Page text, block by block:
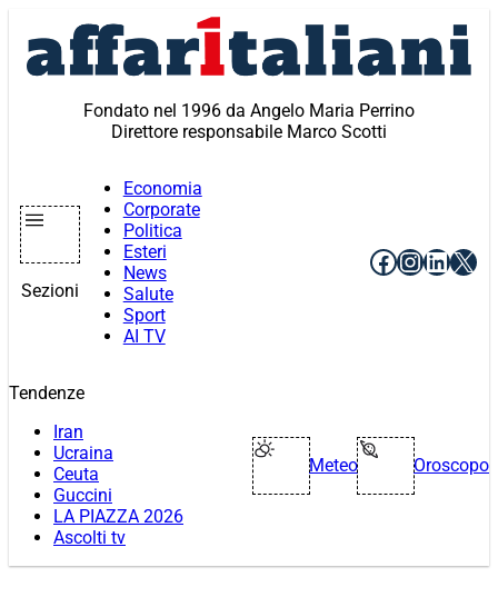
contenuto
Fondato nel 1996 da Angelo Maria Perrino
Direttore responsabile Marco Scotti
Sezioni
Economia
Corporate
Politica
Esteri
News
Salute
Sport
AI TV
Facebook
X
Tendenze
Iran
Ucraina
Ceuta
Guccini
LA PIAZZA 2026
Ascolti tv
Meteo Oroscopo